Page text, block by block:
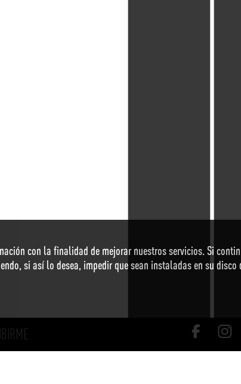
con la finalidad de mejorar nuestros servicios. Si
si así lo desea, impedir que sean instaladas en su